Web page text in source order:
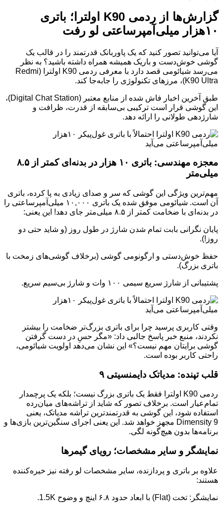
گزارش‌ها از ردمی K90 اولترا؛ باتری
۱۰هزار میلی‌آمپرساعتی لو رفت
آیا می‌توانید تصور کنید که یک پاوربانک قدرتمند را در قالب یک
گوشی خوش‌دست و باریک همیشه همراه داشته باشید؟ به نظر
می‌رسد شیائومی قصد دارد با معرفی ردمی K90 اولترا (Redmi
K90 Ultra)، مرزهای تکنولوژی را جابه‌جا کند.
طبق آخرین اخبار فاش شده از منابع معتبر (Digital Chat Station)،
این گوشی قرار است ترکیبی بی‌سابقه از قدرت، ظرافت و
شارژدهی طولانی را ارائه دهد.
معجزه مهندسی: باتری ۱۰ هزار در بدنه‌ای کمتر از ۸.۵
میلی‌متر
مهم‌ترین ویژگی این گوشی که سر و صدای زیادی به پا کرده، باتری
آن است. شیائومی موفق شده یک باتری ۱۰,۰۰۰ میلی‌آمپرساعتی را
در بدنه‌ای با ضخامت کمتر از ۸.۵ میلی‌متر جای دهد! این یعنی:
پایان نگرانی بابت تمام شدن شارژ در طول روز (و شاید حتی دو
روز!).
حفظ خوش‌دستی و ارگونومی گوشی (برخلاف گوشی‌های زمخت با
باتری بزرگ).
پشتیبانی از شارژ سریع سیمی ۱۰۰ وات و شارژ بی‌سیم سریع.
وقتی کاربری پرسید چرا برای باتری بزرگ‌تر ضخامت را بیشتر
نکردند، منبع خبر پاسخ جالبی داد: «مگر حسِ در دست گرفتن
گوشی برایتان مهم نیست؟» این نشان می‌دهد اولویت شیائومی،
راحتی کاربر بوده است.
قلب تپنده: مدیاتک دایمنسیتی ۹
ردمی K90 اولترا فقط یک باتری بزرگ نیست؛ بلکه یک پرچمدار
تمام‌عیار است. برخلاف تصور که شاید از تراشه‌های میان‌رده
استفاده شود، این گوشی به قدرتمندترین تراشه مدیاتک، یعنی
Dimensity 9 مجهز خواهد شد. این یعنی اجرای سنگین‌ترین بازی‌ها و
برنامه‌ها بدون هیچ‌گونه لگی.
نمایشگر و سایر مشخصات؛ رویای گیمرها
علاوه بر باتری و پردازنده، سایر مشخصات لو رفته نیز خیره‌کننده
هستند:
نمایشگر: تخت (Flat) با ابعاد حدود ۶.۸ اینچ و وضوح 1.5K.